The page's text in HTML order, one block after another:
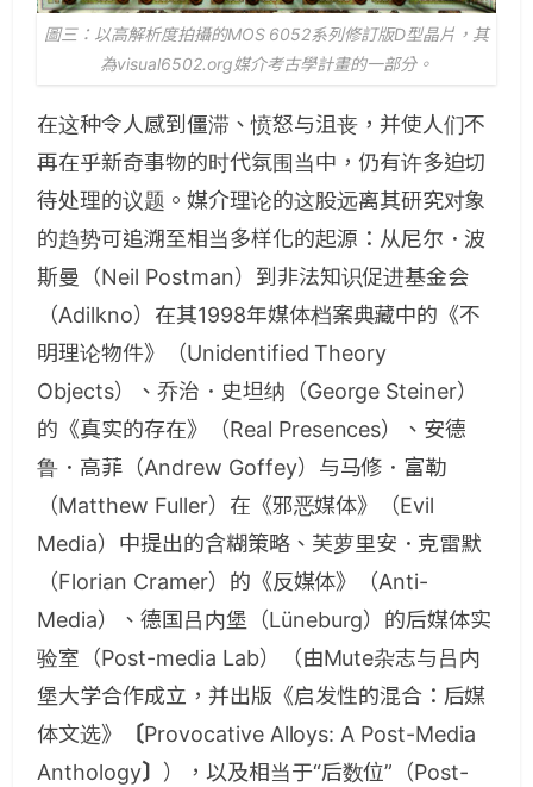
圖三：以高解析度拍攝的MOS 6052系列修訂版D型晶片，其
為visual6502.org媒介考古學計畫的一部分。
在这种令人感到僵滞、愤怒与沮丧，并使人们不
再在乎新奇事物的时代氛围当中，仍有许多迫切
待处理的议题。媒介理论的这股远离其研究对象
的趋势可追溯至相当多样化的起源：从尼尔．波
斯曼（Neil Postman）到非法知识促进基金会
（Adilkno）在其1998年媒体档案典藏中的《不
明理论物件》（Unidentified Theory
Objects）、乔治．史坦纳（George Steiner）
的《真实的存在》（Real Presences）、安德
鲁．高菲（Andrew Goffey）与马修．富勒
（Matthew Fuller）在《邪恶媒体》（Evil
Media）中提出的含糊策略、芙萝里安．克雷默
（Florian Cramer）的《反媒体》（Anti-
Media）、德国吕内堡（Lüneburg）的后媒体实
验室（Post-media Lab）（由Mute杂志与吕内
堡大学合作成立，并出版《启发性的混合：后媒
体文选》
〔Provocative Alloys: A Post-Media
Anthology〕 ），以及相当于“后数位”（Post-